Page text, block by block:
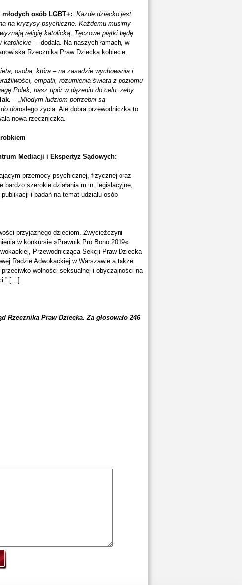
osób LGBT+: „Każde dziecko jest
na kryzysy psychiczne. Każdemu musimy
religię katolicką .Tęczowe piątki będę
katolickie” – dodała. Na naszych łamach, w
Rzecznika Praw Dziecka kobiecie.
osoba, która – na zasadzie wychowania i
empatii, rozumienia świata z poziomu
Polek, nasz upór w dążeniu do celu, żeby
– „Młodym ludziom potrzebni są
dorosłego życia. Ale dobra przewodniczka to
nowa rzeczniczka.
Mediacji i Ekspertyz Sądowych:
przemocy psychicznej, fizycznej oraz
bardzo szerokie działania m.in. legislacyjne,
i badań na temat udziału osób
przyjaznego dzieciom. Zwyciężczyni
w konkursie »Prawnik Pro Bono 2019«.
Przewodnicząca Sekcji Praw Dziecka
Radzie Adwokackiej w Warszawie a także
przeciwko wolności seksualnej i obyczajności na
[…]
Rzecznika Praw Dziecka. Za głosowało 246